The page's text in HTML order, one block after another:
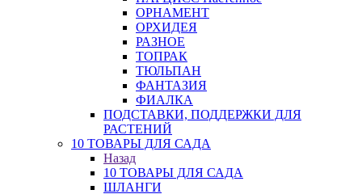
ОРНАМЕНТ
ОРХИДЕЯ
РАЗНОЕ
ТОПРАК
ТЮЛЬПАН
ФАНТАЗИЯ
ФИАЛКА
ПОДСТАВКИ, ПОДДЕРЖКИ ДЛЯ
РАСТЕНИЙ
10 ТОВАРЫ ДЛЯ САДА
Назад
10 ТОВАРЫ ДЛЯ САДА
ШЛАНГИ